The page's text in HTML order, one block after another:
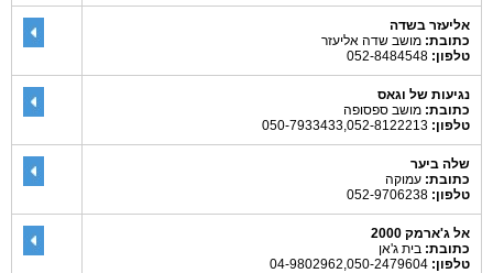
אליעזר בשדה
כתובת: מושב שדה אליעזר
טלפון:
נגיעות של וגאס
כתובת: מושב ספסופה
טלפון:
שלה ביער
כתובת: עמוקה
טלפון:
אל ג'ארמק 2000
כתובת: בית ג'אן
טלפון: